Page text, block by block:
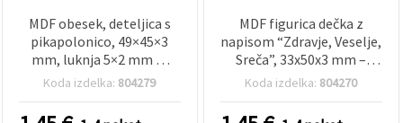
MDF obesek, deteljica s
pikapolonico, 49×45×3
mm, luknja 5×2 mm —
paket 5 kosov
Koda izdelka: 804279
MDF figurica dečka z
napisom “Zdravje, Veselje,
Sreča”, 33x50x3 mm –
komplet 5 kosov
Koda izdelka: 804270